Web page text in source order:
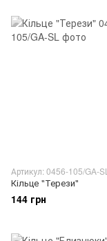
Артикул: 0456-105/GA-SL
Кільце "Терези"
144 грн